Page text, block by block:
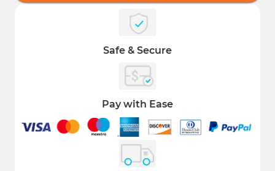
Safe & Secure
Pay with Ease